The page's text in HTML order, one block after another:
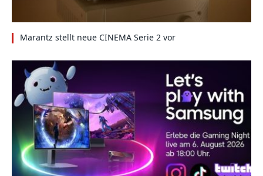
Marantz stellt neue CINEMA Serie 2 vor